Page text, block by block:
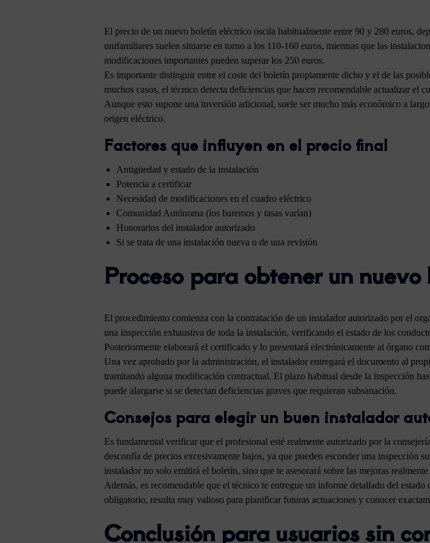
El precio de un nuevo boletín eléctrico oscila habitualmente entre 90 y 280 euros,
unifamiliares suelen situarse en torno a los 110-160 euros, mientras que las
modificaciones importantes pueden superar los 250 euros.
Es importante distinguir entre el coste del boletín propiamente dicho y el de las
muchos casos, el técnico detecta deficiencias que hacen recomendable actualizar el
Aunque esto supone una inversión adicional, suele ser mucho más económico a
origen eléctrico.
Factores que influyen en el precio final
Antigüedad y estado de la instalación
Potencia a certificar
Necesidad de modificaciones en el cuadro eléctrico
Comunidad Autónoma (los baremos y tasas varían)
Honorarios del instalador autorizado
Si se trata de una instalación nueva o de una revisión
Proceso para obtener un
El procedimiento comienza con la contratación de un instalador autorizado por el
una inspección exhaustiva de toda la instalación, verificando el estado de los
Posteriormente elaborará el certificado y lo presentará electrónicamente al órgano
Una vez aprobado por la administración, el instalador entregará el documento al
tramitando alguna modificación contractual. El plazo habitual desde la inspección
puede alargarse si se detectan deficiencias graves que requieran subsanación.
Consejos para elegir un buen instalador
Es fundamental verificar que el profesional esté realmente autorizado por la
desconfía de precios excesivamente bajos, ya que pueden esconder una inspección
instalador no solo emitirá el boletín, sino que te asesorará sobre las mejoras realmente
Además, es recomendable que el técnico te entregue un informe detallado del
obligatorio, resulta muy valioso para planificar futuras actuaciones y conocer
Conclusión para usuarios sin